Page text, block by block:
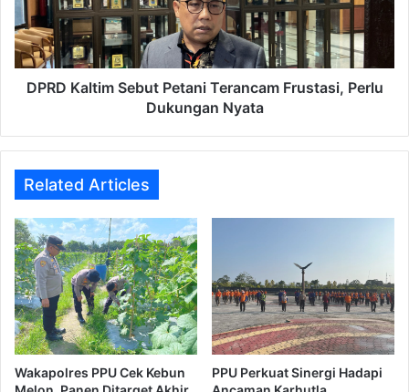
Frustasi,
Perlu
Dukungan
Nyata
DPRD Kaltim Sebut Petani Terancam Frustasi, Perlu
Dukungan Nyata
Related Articles
Wakapolres PPU Cek Kebun
PPU Perkuat Sinergi Hadapi